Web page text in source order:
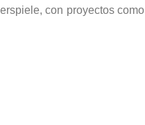
con proyectos como